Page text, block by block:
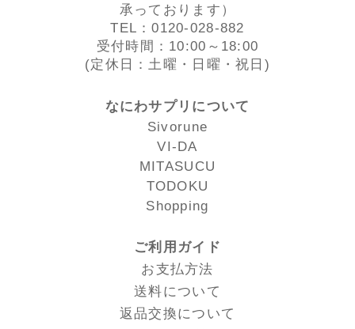
承っております）
TEL：0120-028-882
受付時間：10:00～18:00
(定休日：土曜・日曜・祝日)
なにわサプリについて
Sivorune
VI-DA
MITASUCU
TODOKU
Shopping
ご利用ガイド
お支払方法
送料について
返品交換について